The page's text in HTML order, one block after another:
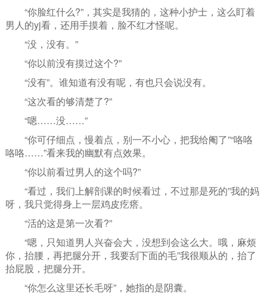
“你脸红什么?”，其实是我猜的，这种小护士，这么盯着
男人的yj看，还用手摸着，脸不红才怪呢。
“没，没有。”
“你以前没有摸过这个?”
“没有”。谁知道有没有呢，有也只会说没有。
“这次看的够清楚了?”
“嗯……没……”
“你可仔细点，慢着点，别一不小心，把我给阉了”“咯咯
咯咯……”看来我的幽默有点效果。
“你以前看过男人的这个吗?”
“看过，我们上解剖课的时候看过，不过那是死的”我的妈
呀，我只觉得身上一层鸡皮疙瘩。
“活的这是第一次看?”
“嗯，只知道男人兴奋会大，没想到会这么大。哦，麻烦
你，抬腰，再把腿分开，我要刮下面的毛”我很顺从的，抬了
抬屁股，把腿分开。
“你怎么这里还长毛呀”，她指的是阴囊。